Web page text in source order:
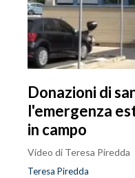
Donazioni di
l'emergenza
in campo
Video di Teresa Piredda
Teresa Piredda